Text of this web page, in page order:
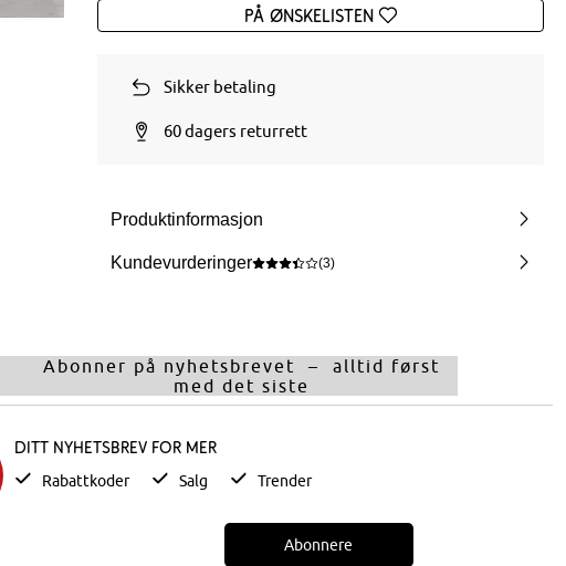
På ønskelisten
Sikker betaling
60 dagers returrett
Produktinformasjon
Kundevurderinger (3)
Abonner på nyhetsbrevet – alltid først
med det siste
Ditt nyhetsbrev for mer
Rabattkoder Salg Trender
Abonnere